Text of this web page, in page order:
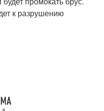
к разрушению